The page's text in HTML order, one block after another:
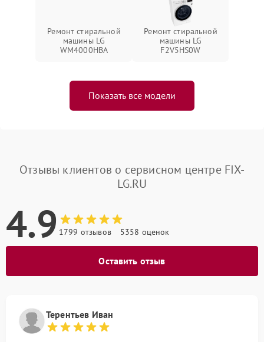
Ремонт стиральной
машины LG
WM4000HBA
Ремонт стиральной
машины LG
F2V5HS0W
Показать все модели
Отзывы клиентов о сервисном центре FIX-
LG.RU
4.9 1799 отзывов 5358 оценок
Оставить отзыв
Терентьев Иван